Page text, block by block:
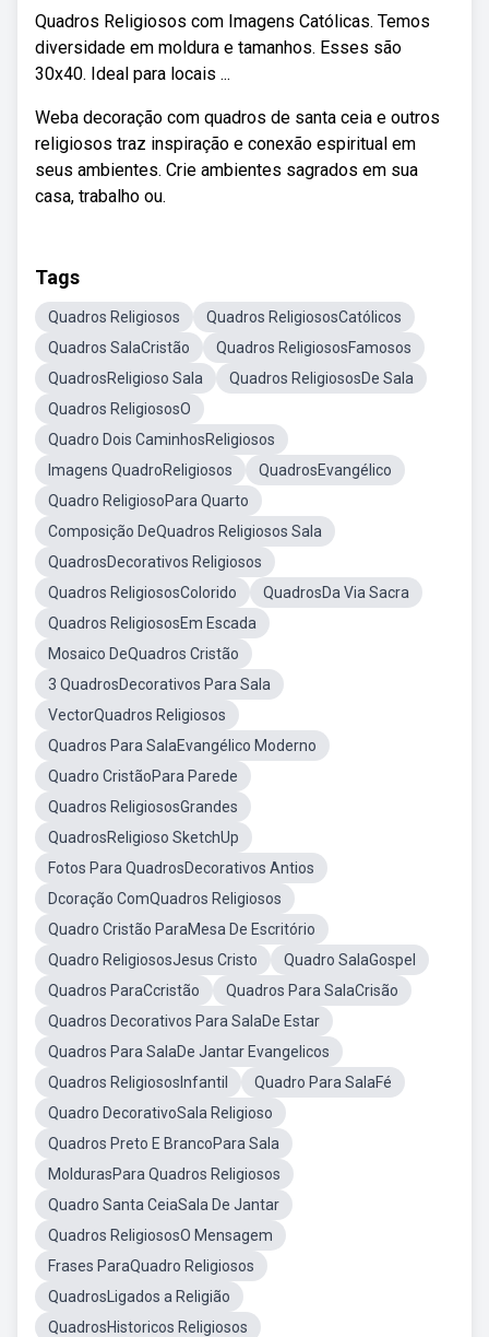
Quadros Religiosos com Imagens Católicas. Temos
diversidade em moldura e tamanhos. Esses são
30x40. Ideal para locais ...
Weba decoração com quadros de santa ceia e outros
religiosos traz inspiração e conexão espiritual em
seus ambientes. Crie ambientes sagrados em sua
casa, trabalho ou.
Tags
Quadros Religiosos
Quadros ReligiososCatólicos
Quadros SalaCristão
Quadros ReligiososFamosos
QuadrosReligioso Sala
Quadros ReligiososDe Sala
Quadros ReligiososO
Quadro Dois CaminhosReligiosos
Imagens QuadroReligiosos
QuadrosEvangélico
Quadro ReligiosoPara Quarto
Composição DeQuadros Religiosos Sala
QuadrosDecorativos Religiosos
Quadros ReligiososColorido
QuadrosDa Via Sacra
Quadros ReligiososEm Escada
Mosaico DeQuadros Cristão
3 QuadrosDecorativos Para Sala
VectorQuadros Religiosos
Quadros Para SalaEvangélico Moderno
Quadro CristãoPara Parede
Quadros ReligiososGrandes
QuadrosReligioso SketchUp
Fotos Para QuadrosDecorativos Antios
Dcoração ComQuadros Religiosos
Quadro Cristão ParaMesa De Escritório
Quadro ReligiososJesus Cristo
Quadro SalaGospel
Quadros ParaCcristão
Quadros Para SalaCrisão
Quadros Decorativos Para SalaDe Estar
Quadros Para SalaDe Jantar Evangelicos
Quadros ReligiososInfantil
Quadro Para SalaFé
Quadro DecorativoSala Religioso
Quadros Preto E BrancoPara Sala
MoldurasPara Quadros Religiosos
Quadro Santa CeiaSala De Jantar
Quadros ReligiososO Mensagem
Frases ParaQuadro Religiosos
QuadrosLigados a Religião
QuadrosHistoricos Religiosos